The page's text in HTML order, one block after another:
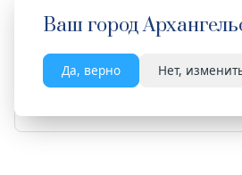
Ваш город
Да, верно Нет,
Весь сайт